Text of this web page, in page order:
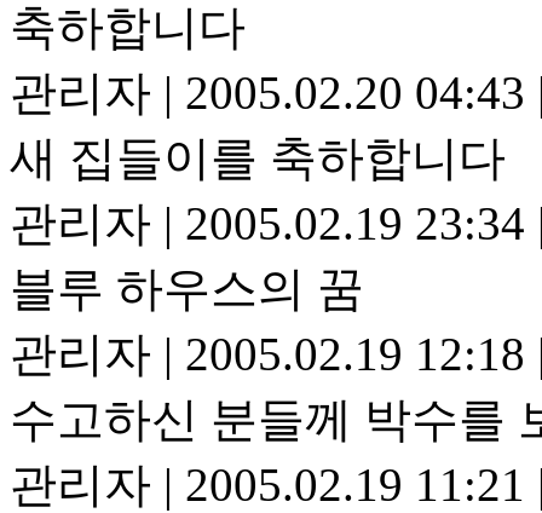
축하합니다
관리자 | 2005.02.20 04:43
새 집들이를 축하합니다
관리자 | 2005.02.19 23:34
블루 하우스의 꿈
관리자 | 2005.02.19 12:18
수고하신 분들께 박수를
관리자 | 2005.02.19 11:21